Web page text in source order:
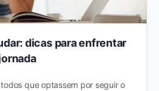
dicas para enfrentar
que optassem por seguir o